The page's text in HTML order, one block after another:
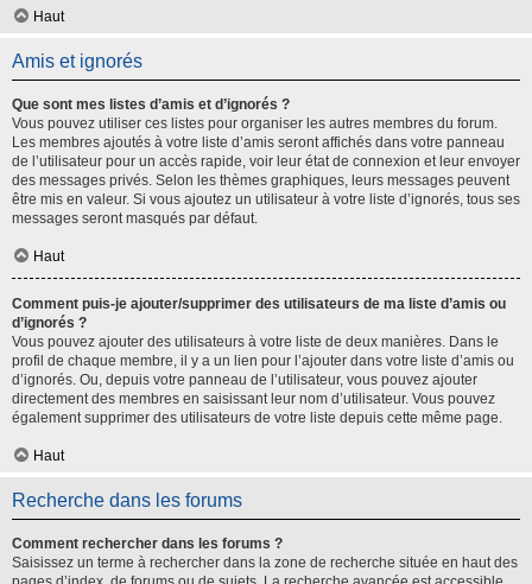
Haut
Amis et ignorés
Que sont mes listes d’amis et d’ignorés ?
Vous pouvez utiliser ces listes pour organiser les autres membres du forum.
Les membres ajoutés à votre liste d’amis seront affichés dans votre panneau
de l’utilisateur pour un accès rapide, voir leur état de connexion et leur envoyer
des messages privés. Selon les thèmes graphiques, leurs messages peuvent
être mis en valeur. Si vous ajoutez un utilisateur à votre liste d’ignorés, tous ses
messages seront masqués par défaut.
Haut
Comment puis-je ajouter/supprimer des utilisateurs de ma liste d’amis ou
d’ignorés ?
Vous pouvez ajouter des utilisateurs à votre liste de deux manières. Dans le
profil de chaque membre, il y a un lien pour l’ajouter dans votre liste d’amis ou
d’ignorés. Ou, depuis votre panneau de l’utilisateur, vous pouvez ajouter
directement des membres en saisissant leur nom d’utilisateur. Vous pouvez
également supprimer des utilisateurs de votre liste depuis cette même page.
Haut
Recherche dans les forums
Comment rechercher dans les forums ?
Saisissez un terme à rechercher dans la zone de recherche située en haut des